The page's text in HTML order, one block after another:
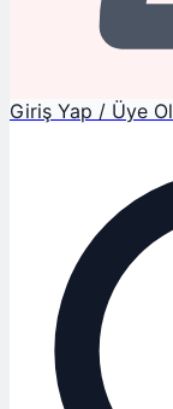
Giriş Yap / Üye Ol